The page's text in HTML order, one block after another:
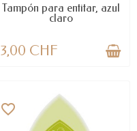
Tampón para entitar, azul
claro
3,00 CHF
favorite_border